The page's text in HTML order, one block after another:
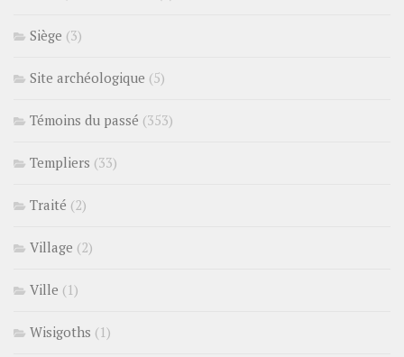
Siège (3)
Site archéologique (5)
Témoins du passé (353)
Templiers (33)
Traité (2)
Village (2)
Ville (1)
Wisigoths (1)